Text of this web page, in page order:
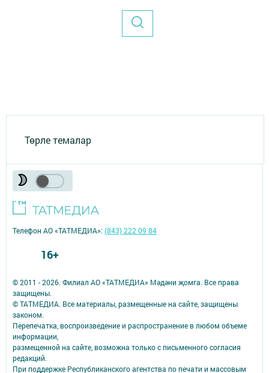
Төрле темалар
© 2011 - 2026. Филиал АО «ТАТМЕДИА» Мәдәни җомга. Все права
защищены.
© ТАТМЕДИА. Все материалы, размещенные на сайте, защищены
законом.
Перепечатка, воспроизведение и распространение в любом объеме
информации,
размещенной на сайте, возможна только с письменного согласия
редакций.
При поддержке Республиканского агентства по печати и массовым
Телефон АО «ТАТМЕДИА»:(843) 222 09 84
16+